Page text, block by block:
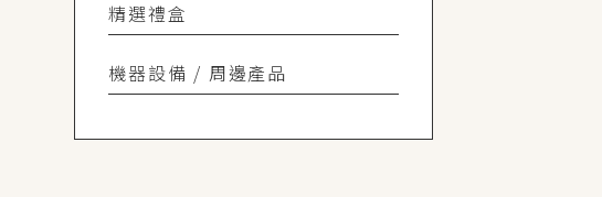
精選禮盒
機器設備 / 周邊產品